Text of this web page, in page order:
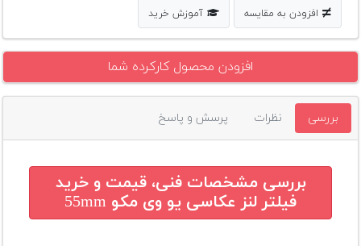
دوربین
بله
افزودن به مقایسه آموزش خرید
افزودن محصول کارکرده شما
بررسی نظرات پرسش و پاسخ
بررسی مشخصات فنی، قیمت و خرید
فیلتر لنز عکاسی یو وی مکو 55mm